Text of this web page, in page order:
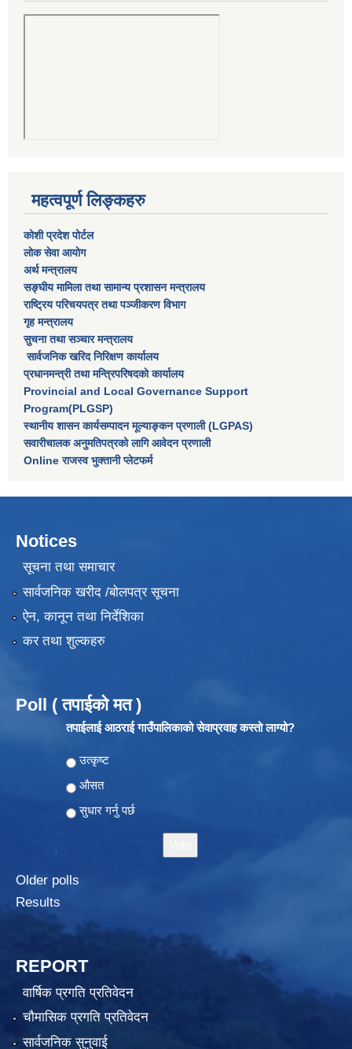
महत्वपूर्ण लिङ्कहरु
कोशी प्रदेश पोर्टल
लाेक सेवा आयाेग
अर्थ मन्त्रालय
सङ्घीय मामिला तथा सामान्य प्रशासन मन्त्रालय
राष्‍ट्रिय परिचयपत्र तथा पञ्‍जीकरण विभाग
गृह मन्त्रालय
सुचना तथा सञ्चार मन्त्रालय
सार्वजनिक खरिद निरिक्षण कार्यालय
प्रधानमन्त्री तथा मन्त्रिपरिषदकाे कार्यालय
Provincial and Local Governance Support
Program(PLGSP)
स्थानीय शासन कार्यसम्पादन मूल्याङ्कन प्रणाली (LGPAS)
सवारीचालक अनुमतिपत्रको लागि आवेदन प्रणाली
Online राजस्व भुक्तानी प्लेटफर्म
Notices
सूचना तथा समाचार
सार्वजनिक खरीद /बोलपत्र सूचना
ऐन, कानून तथा निर्देशिका
कर तथा शुल्कहरु
Poll ( तपाईको मत )
तपाईलाई आठराई गाउँपालिकाको सेवाप्रवाह कस्तो लाग्यो?
Choices
उत्कृष्ट
औसत
सुधार गर्नु पर्छ
Older polls
Results
REPORT
वार्षिक प्रगति प्रतिवेदन
चौमासिक प्रगति प्रतिवेदन
सार्वजनिक सुनुवाई